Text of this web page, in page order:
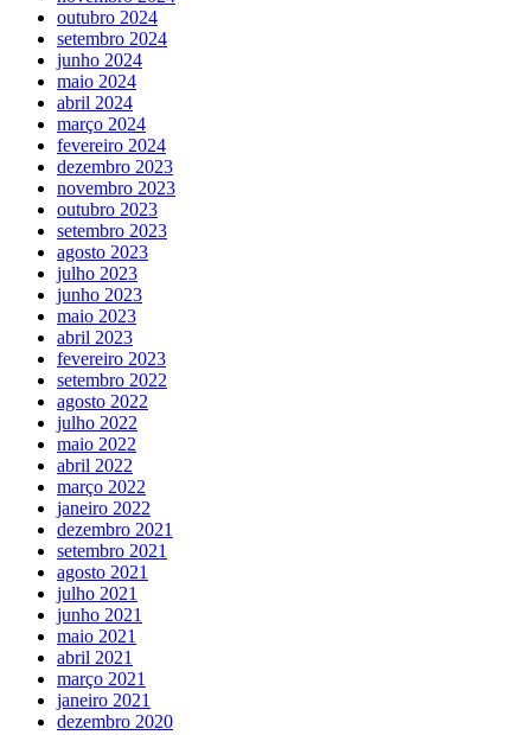
outubro 2024
setembro 2024
junho 2024
maio 2024
abril 2024
março 2024
fevereiro 2024
dezembro 2023
novembro 2023
outubro 2023
setembro 2023
agosto 2023
julho 2023
junho 2023
maio 2023
abril 2023
fevereiro 2023
setembro 2022
agosto 2022
julho 2022
maio 2022
abril 2022
março 2022
janeiro 2022
dezembro 2021
setembro 2021
agosto 2021
julho 2021
junho 2021
maio 2021
abril 2021
março 2021
janeiro 2021
dezembro 2020